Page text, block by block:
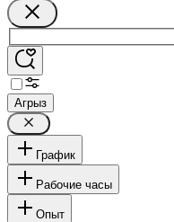
Агрыз
График
Рабочие часы
Опыт